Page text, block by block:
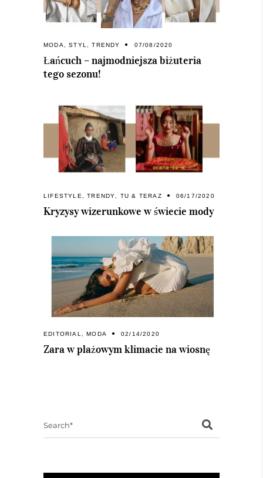
MODA ,STYL ,TRENDY 07/08/2020
Łańcuch – najmodniejsza biżuteria
tego sezonu!
LIFESTYLE,TRENDY, TU & TERAZ 06/17/2020
Kryzysy wizerunkowe w świecie mody
EDITORIAL ,MODA 02/14/2020
Zara w plażowym klimacie na wiosnę